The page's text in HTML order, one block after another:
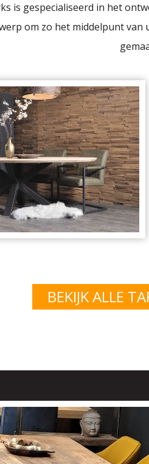
is gespecialiseerd in het
om zo het middelpunt
BEKIJK ALLE